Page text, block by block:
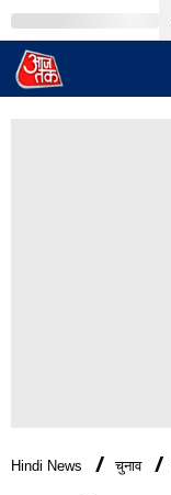
Hindi News चुनाव